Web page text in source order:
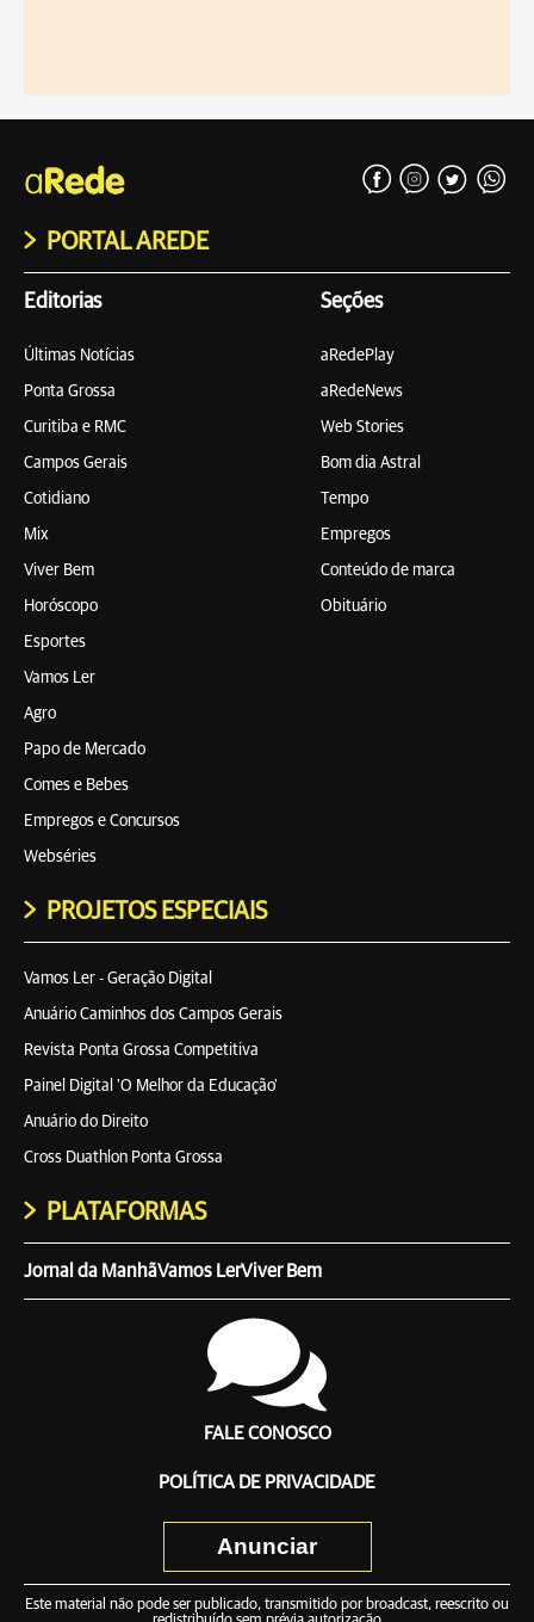
PORTAL AREDE
Editorias
Últimas Notícias
Ponta Grossa
Curitiba e RMC
Campos Gerais
Cotidiano
Mix
Viver Bem
Horóscopo
Esportes
Vamos Ler
Agro
Papo de Mercado
Comes e Bebes
Empregos e Concursos
Webséries
Seções
aRedePlay
aRedeNews
Web Stories
Bom dia Astral
Tempo
Empregos
Conteúdo de marca
Obituário
PROJETOS ESPECIAIS
Vamos Ler - Geração Digital
Anuário Caminhos dos Campos Gerais
Revista Ponta Grossa Competitiva
Painel Digital 'O Melhor da Educação'
Anuário do Direito
Cross Duathlon Ponta Grossa
PLATAFORMAS
Jornal da ManhãVamos LerViver Bem
FALE CONOSCO
POLÍTICA DE PRIVACIDADE
Anunciar
Este material não pode ser publicado, transmitido por broadcast, reescrito ou